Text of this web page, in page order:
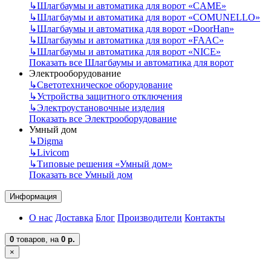
↳Шлагбаумы и автоматика для ворот «CAME»
↳Шлагбаумы и автоматика для ворот «COMUNELLO»
↳Шлагбаумы и автоматика для ворот «DoorHan»
↳Шлагбаумы и автоматика для ворот «FAAC»
↳Шлагбаумы и автоматика для ворот «NICE»
Показать все Шлагбаумы и автоматика для ворот
Электрооборудование
↳Светотехническое оборудование
↳Устройства защитного отключения
↳Электроустановочные изделия
Показать все Электрооборудование
Умный дом
↳Digma
↳Livicom
↳Типовые решения «Умный дом»
Показать все Умный дом
Информация
О нас Доставка Блог Производители Контакты
0 товаров, на 0 р.
×